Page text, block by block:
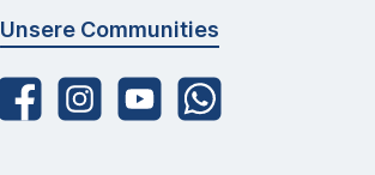
Unsere Communities